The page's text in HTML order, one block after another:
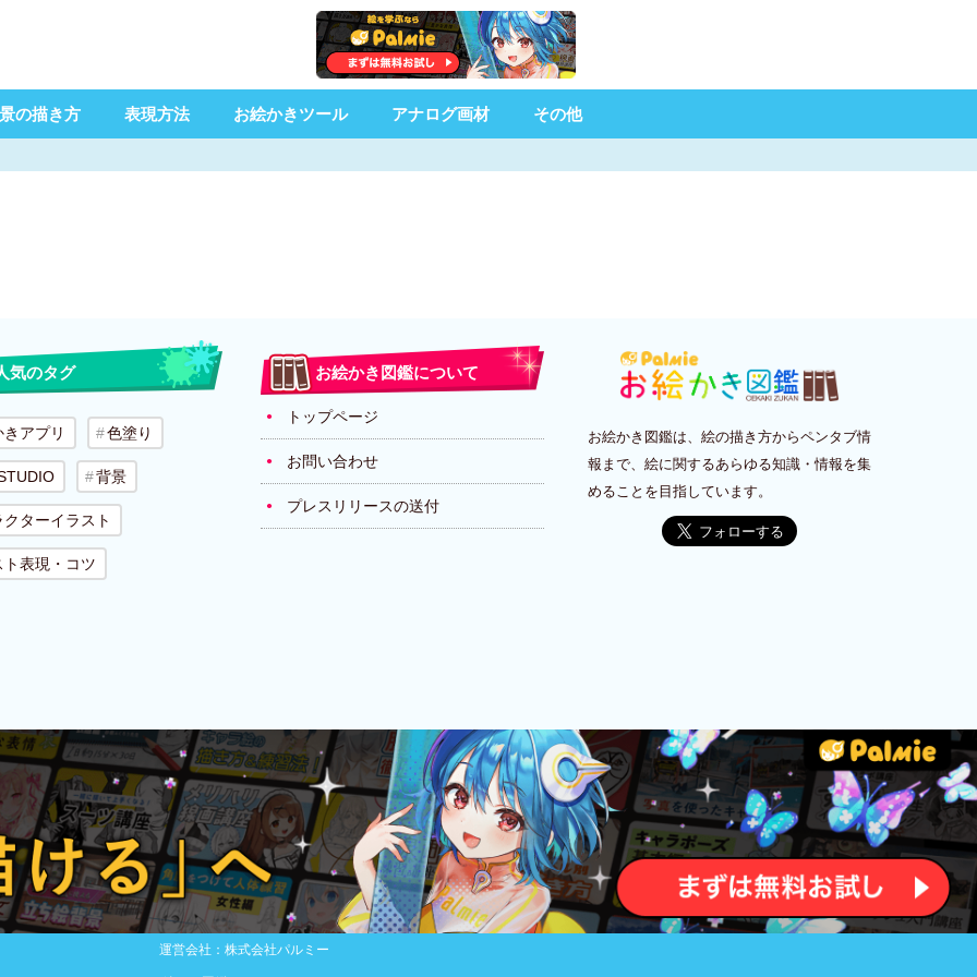
の描き方 表現方法 お絵かきツール アナログ画材 その他
気のタグ
アプリ 色塗り
背景
ターイラスト
ト表現・コツ
お絵かき図鑑について
トップページ
お問い合わせ
プレスリリースの送付
お絵かき図鑑は、絵の描き方からペンタブ情
報まで、絵に関するあらゆる知識・情報を集
めることを目指しています。
運営会社：株式会社パルミー